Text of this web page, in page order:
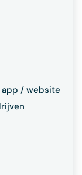
app / website